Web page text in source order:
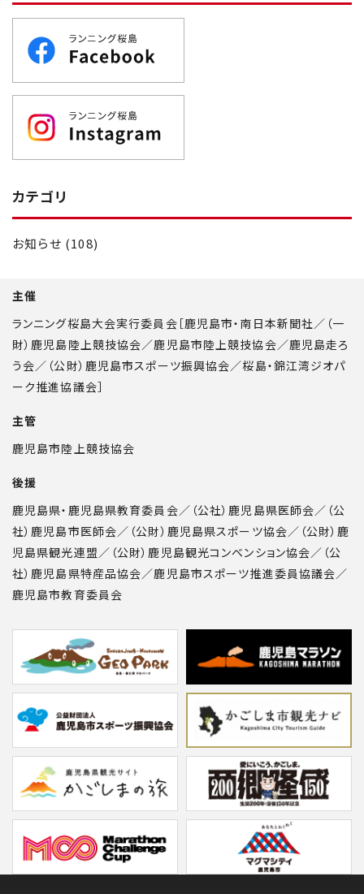
カテゴリ
お知らせ (108)
主催
ランニング桜島大会実行委員会［鹿児島市・南日本新聞社／（一
財）鹿児島陸上競技協会／鹿児島市陸上競技協会／鹿児島走ろ
う会／（公財）鹿児島市スポーツ振興協会／桜島・錦江湾ジオパ
ーク推進協議会］
主管
鹿児島市陸上競技協会
後援
鹿児島県・鹿児島県教育委員会／（公社）鹿児島県医師会／（公
社）鹿児島市医師会／（公財）鹿児島県スポーツ協会／（公財）鹿
児島県観光連盟／（公財）鹿児島観光コンベンション協会／（公
社）鹿児島県特産品協会／鹿児島市スポーツ推進委員協議会／
鹿児島市教育委員会